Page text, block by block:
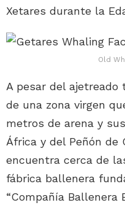
Xetares durante la
Old
A pesar del
de una zona virgen
metros de arena y
África y del Peñón de
encuentra cerca de
fábrica ballenera
“Compañía Ballenera